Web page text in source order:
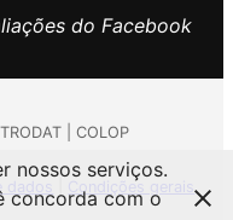
do Facebook
| COLOP
Condições gerais
nossos serviços.
concorda com o